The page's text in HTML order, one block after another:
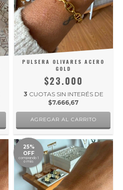
PULSERA OLIVARES ACERO
GOLD
$23.000
3 CUOTAS SIN INTERÉS DE
$7.666,67
25%
OFF
comprando 1
o más